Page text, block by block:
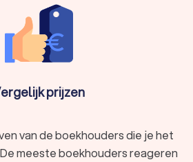
prijzen
van de boekhouders die je het
meeste boekhouders reageren